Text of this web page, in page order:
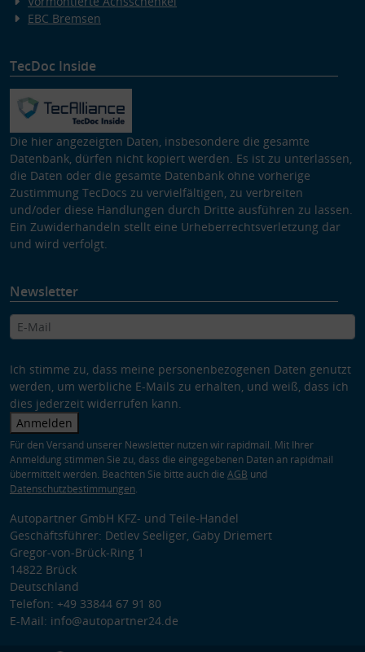
EBC Bremsen
TecDoc Inside
Die hier angezeigten Daten, insbesondere die gesamte
Datenbank, dürfen nicht kopiert werden. Es ist zu unterlassen,
die Daten oder die gesamte Datenbank ohne vorherige
Zustimmung TecDocs zu vervielfältigen, zu verbreiten
und/oder diese Handlungen durch Dritte ausführen zu lassen.
Ein Zuwiderhandeln stellt eine Urheberrechtsverletzung dar
und wird verfolgt.
Newsletter
Ich stimme zu, dass meine personenbezogenen Daten genutzt
werden, um werbliche E-Mails zu erhalten, und weiß, dass ich
dies jederzeit widerrufen kann.
Anmelden
Für den Versand unserer Newsletter nutzen wir rapidmail. Mit Ihrer
Anmeldung stimmen Sie zu, dass die eingegebenen Daten an rapidmail
übermittelt werden. Beachten Sie bitte auch die AGB und
Datenschutzbestimmungen.
Autopartner GmbH KFZ- und Teile-Handel
Geschäftsführer: Detlev Seeliger, Gaby Driemert
Gregor-von-Brück-Ring 1
14822 Brück
Deutschland
Telefon: +49 33844 67 91 80
E-Mail: info@autopartner24.de